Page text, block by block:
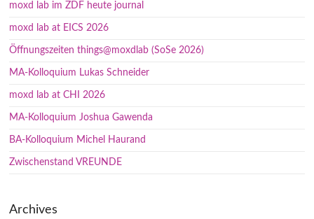
moxd lab im ZDF heute journal
moxd lab at EICS 2026
Öffnungszeiten things@moxdlab (SoSe 2026)
MA-Kolloquium Lukas Schneider
moxd lab at CHI 2026
MA-Kolloquium Joshua Gawenda
BA-Kolloquium Michel Haurand
Zwischenstand VREUNDE
Archives